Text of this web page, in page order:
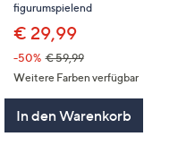
figurumspielend
€ 29,99
-50% € 59,99
Weitere Farben verfügbar
In den Warenkorb